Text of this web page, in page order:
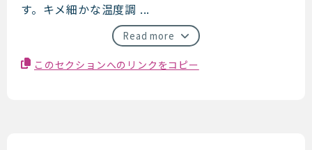
す。キメ細かな温度調 ...
Read more
このセクションへのリンクをコピー